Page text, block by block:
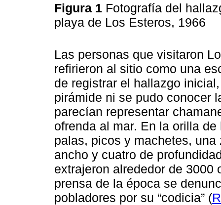
Figura 1 Fotografía del
playa de Los Esteros, 1966
Las personas que visitaron
refirieron al sitio como una
de registrar el hallazgo
pirámide ni se pudo conocer
parecían representar
ofrenda al mar. En la orilla
palas, picos y machetes,
ancho y cuatro de
extrajeron alrededor de 3000
prensa de la época se
pobladores por su “codicia” (